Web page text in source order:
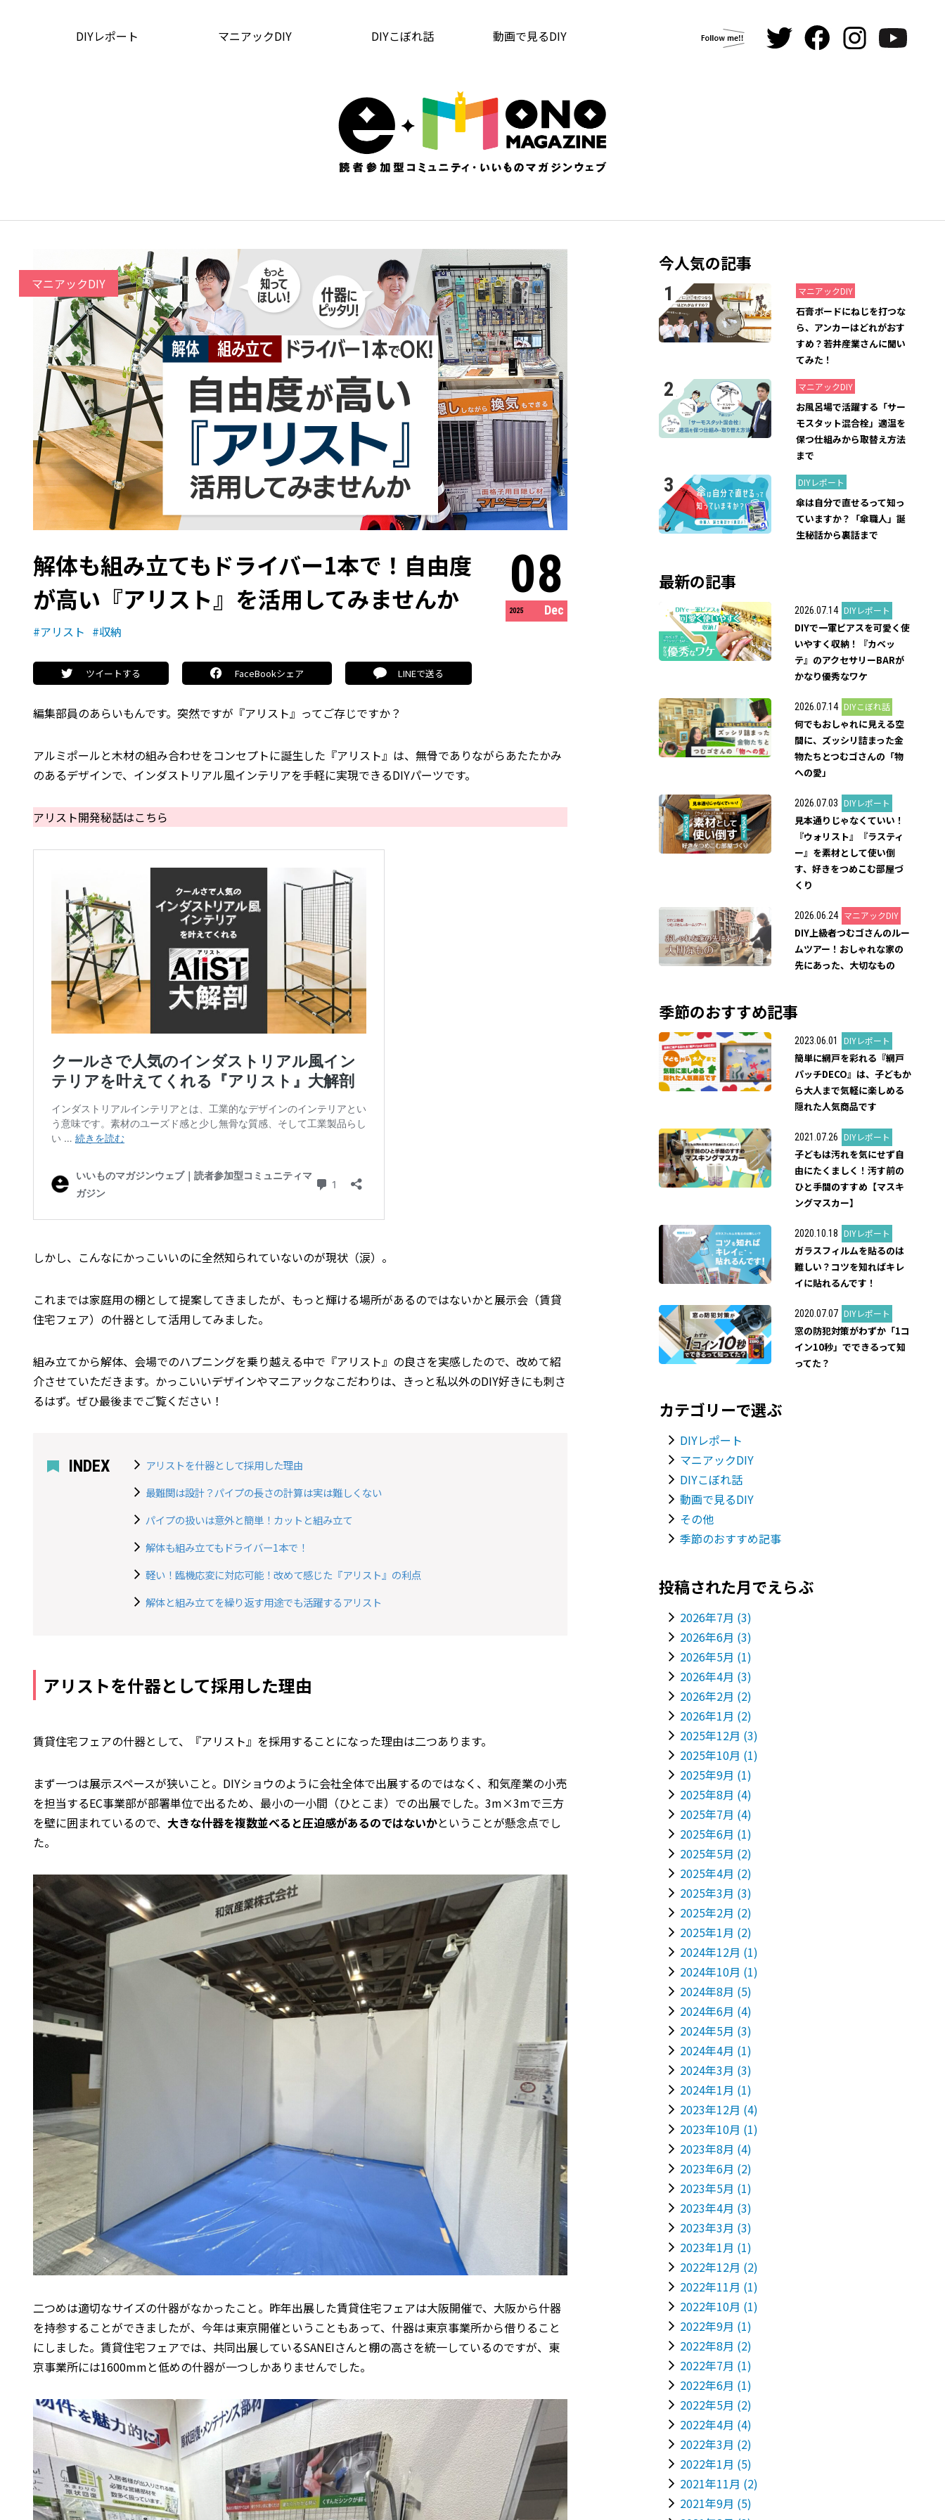
DIYレポート マニアックDIY DIYこぼれ話 動画で見るDIY
マニアックDIY
解体も組み立てもドライバー1本で！自由度
が高い『アリスト』を活用してみませんか
08
2025 Dec
#アリスト #収納
ツイートする FaceBookシェア LINEで送る
編集部員のあらいもんです。突然ですが『アリスト』ってご存じですか？
アルミポールと木材の組み合わせをコンセプトに誕生した『アリスト』は、無骨でありながらあたたかみ
のあるデザインで、インダストリアル風インテリアを手軽に実現できるDIYパーツです。
アリスト開発秘話はこちら
しかし、こんなにかっこいいのに全然知られていないのが現状（涙）。
これまでは家庭用の棚として提案してきましたが、もっと輝ける場所があるのではないかと展示会（賃貸
住宅フェア）の什器として活用してみました。
組み立てから解体、会場でのハプニングを乗り越える中で『アリスト』の良さを実感したので、改めて紹
介させていただきます。かっこいいデザインやマニアックなこだわりは、きっと私以外のDIY好きにも刺さ
るはず。ぜひ最後までご覧ください！
INDEX
アリストを什器として採用した理由
最難関は設計？パイプの長さの計算は実は難しくない
パイプの扱いは意外と簡単！カットと組み立て
解体も組み立てもドライバー1本で！
軽い！臨機応変に対応可能！改めて感じた『アリスト』の利点
解体と組み立てを繰り返す用途でも活躍するアリスト
アリストを什器として採用した理由
賃貸住宅フェアの什器として、『アリスト』を採用することになった理由は二つあります。
まず一つは展示スペースが狭いこと。DIYショウのように会社全体で出展するのではなく、和気産業の小売
を担当するEC事業部が部署単位で出るため、最小の一小間（ひとこま）での出展でした。3m×3mで三方
を壁に囲まれているので、 大きな什器を複数並べると圧迫感があるのではないかということが懸念点でし
た。
二つめは適切なサイズの什器がなかったこと。昨年出展した賃貸住宅フェアは大阪開催で、大阪から什器
を持参することができましたが、今年は東京開催ということもあって、什器は東京事業所から借りること
にしました。賃貸住宅フェアでは、共同出展しているSANEIさんと棚の高さを統一しているのですが、東
京事業所には1600mmと低めの什器が一つしかありませんでした。
今人気の記事
2021.07.26
マニアックDIY
石膏ボードにねじを打つな
ら、アンカーはどれがおす
すめ？若井産業さんに聞い
てみた！
2019.08.31
マニアックDIY
お風呂場で活躍する「サー
モスタット混合栓」適温を
保つ仕組みから取替え方法
まで
2024.06.21
DIYレポート
傘は自分で直せるって知っ
ていますか？「傘職人」誕
生秘話から裏話まで
最新の記事
2026.07.14 DIYレポート
DIYで一軍ピアスを可愛く使
いやすく収納！『カベッ
テ』のアクセサリーBARが
かなり優秀なワケ
2026.07.14 DIYこぼれ話
何でもおしゃれに見える空
間に、ズッシリ詰まった金
物たちとつむゴさんの「物
への愛」
2026.07.03 DIYレポート
見本通りじゃなくていい！
『ウォリスト』『ラスティ
ー』を素材として使い倒
す、好きをつめこむ部屋づ
くり
2026.06.24 マニアックDIY
DIY上級者つむゴさんのルー
ムツアー！おしゃれな家の
先にあった、大切なもの
季節のおすすめ記事
2023.06.01 DIYレポート
簡単に網戸を彩れる『網戸
パッチDECO』は、子どもか
ら大人まで気軽に楽しめる
隠れた人気商品です
2021.07.26 DIYレポート
子どもは汚れを気にせず自
由にたくましく！汚す前の
ひと手間のすすめ【マスキ
ングマスカー】
2020.10.18 DIYレポート
ガラスフィルムを貼るのは
難しい？コツを知ればキレ
イに貼れるんです！
2020.07.07 DIYレポート
窓の防犯対策がわずか「1コ
イン10秒」でできるって知
ってた？
カテゴリーで選ぶ
DIYレポート
マニアックDIY
DIYこぼれ話
動画で見るDIY
その他
季節のおすすめ記事
投稿された月でえらぶ
2026年7月 (3)
2026年6月 (3)
2026年5月 (1)
2026年4月 (3)
2026年2月 (2)
2026年1月 (2)
2025年12月 (3)
2025年10月 (1)
2025年9月 (1)
2025年8月 (4)
2025年7月 (4)
2025年6月 (1)
2025年5月 (2)
2025年4月 (2)
2025年3月 (3)
2025年2月 (2)
2025年1月 (2)
2024年12月 (1)
2024年10月 (1)
2024年8月 (5)
2024年6月 (4)
2024年5月 (3)
2024年4月 (1)
2024年3月 (3)
2024年1月 (1)
2023年12月 (4)
2023年10月 (1)
2023年8月 (4)
2023年6月 (2)
2023年5月 (1)
2023年4月 (3)
2023年3月 (3)
2023年1月 (1)
2022年12月 (2)
2022年11月 (1)
2022年10月 (1)
2022年9月 (1)
2022年8月 (2)
2022年7月 (1)
2022年6月 (1)
2022年5月 (2)
2022年4月 (4)
2022年3月 (2)
2022年1月 (5)
2021年11月 (2)
2021年9月 (5)